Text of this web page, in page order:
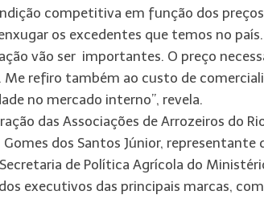
competitiva em função dos
os excedentes que temos no
vão ser importantes. O preço
refiro também ao custo de
no mercado interno”, revela.
das Associações de Arrozeiros do
dos Santos Júnior, representante
de Política Agrícola do
executivos das principais marcas,